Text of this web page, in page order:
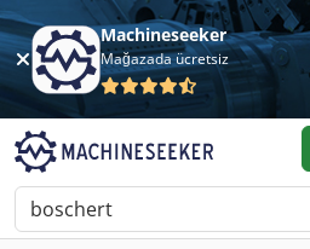
Machineseeker
Mağazada ücretsiz